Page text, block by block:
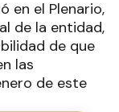
en el Plenario,
de la entidad,
de que
las
de este